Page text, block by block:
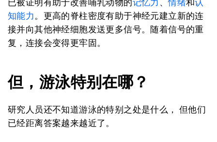
已被证明有助于改善哺乳动物的记忆力 、情绪和认
知能力。更高的脊柱密度有助于神经元建立新的连
接并向其他神经细胞发送更多信号。随着信号的重
复，连接会变得更牢固。
但，游泳特别在哪？
研究人员还不知道游泳的特别之处是什么， 但他们
已经距离答案越来越近了。